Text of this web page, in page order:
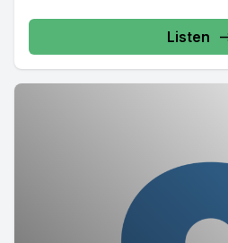
Listen